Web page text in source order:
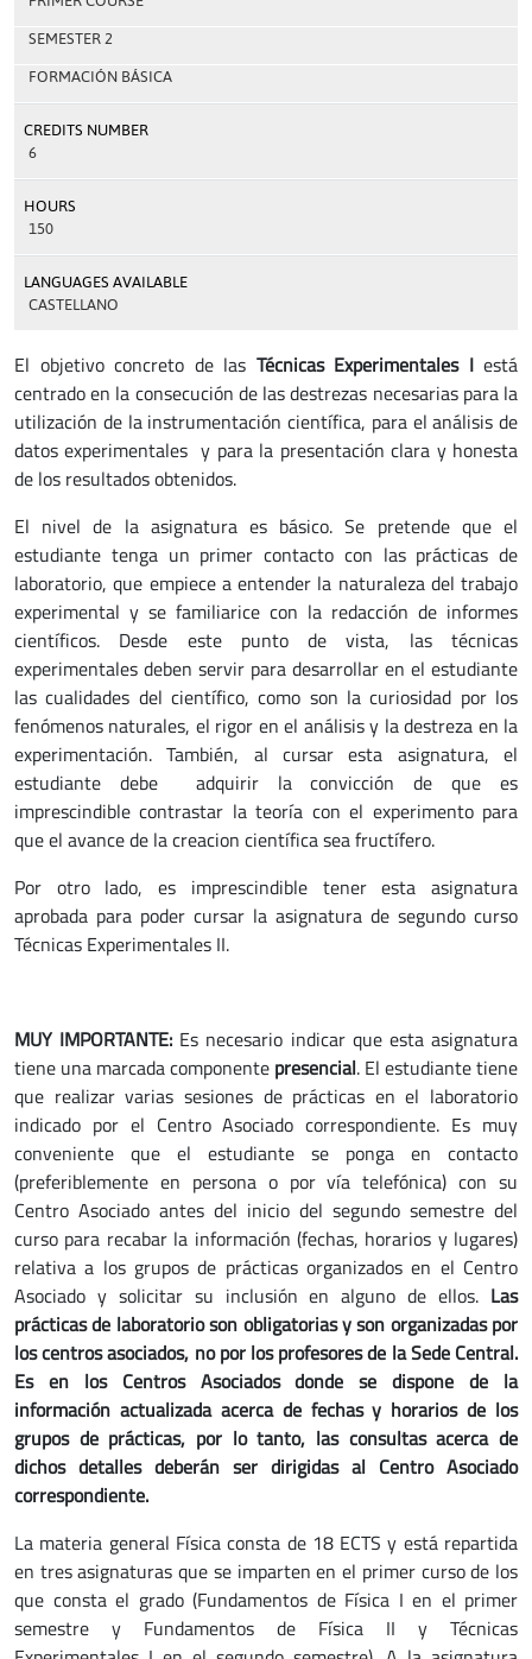
SEMESTER 2
FORMACIÓN BÁSICA
CREDITS NUMBER
6
HOURS
150
LANGUAGES AVAILABLE
CASTELLANO
El objetivo concreto de las Técnicas Experimentales Iestá
centrado en la consecución de las destrezas necesarias para la
utilización de la instrumentación científica, para el análisis de
datos experimentales y para la presentación clara y honesta
de los resultados obtenidos.
El nivel de la asignatura es básico. Se pretende que el
estudiante tenga un primer contacto con las prácticas de
laboratorio, que empiece a entender la naturaleza del trabajo
experimental y se familiarice con la redacción de informes
científicos. Desde este punto de vista, las técnicas
experimentales deben servir para desarrollar en el estudiante
las cualidades del científico, como son la curiosidad por los
fenómenos naturales, el rigor en el análisis y la destreza en la
experimentación. También, al cursar esta asignatura, el
estudiante debe adquirir la convicción de que es
imprescindible contrastar la teoría con el experimento para
que el avance de la creacion científica sea fructífero.
Por otro lado, es imprescindible tener esta asignatura
aprobada para poder cursar la asignatura de segundo curso
Técnicas Experimentales II.
MUY IMPORTANTE: Es necesario indicar que esta asignatura
tiene una marcada componente presencial. El estudiante tiene
que realizar varias sesiones de prácticas en el laboratorio
indicado por el Centro Asociado correspondiente. Es muy
conveniente que el estudiante se ponga en contacto
(preferiblemente en persona o por vía telefónica) con su
Centro Asociado antes del inicio del segundo semestre del
curso para recabar la información (fechas, horarios y lugares)
relativa a los grupos de prácticas organizados en el Centro
Asociado y solicitar su inclusión en alguno de ellos. Las
prácticas de laboratorio son obligatorias y son organizadas por
los centros asociados, no por los profesores de la Sede Central.
Es en los Centros Asociados donde se dispone de la
información actualizada acerca de fechas y horarios de los
grupos de prácticas, por lo tanto, las consultas acerca de
dichos detalles deberán ser dirigidas al Centro Asociado
correspondiente.
La materia general Física consta de 18 ECTS y está repartida
en tres asignaturas que se imparten en el primer curso de los
que consta el grado (Fundamentos de Física I en el primer
semestre y Fundamentos de Física II y Técnicas